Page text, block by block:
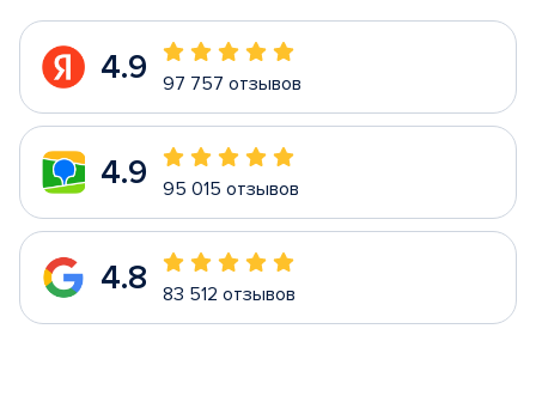
4.9 97 757 отзывов
4.9 95 015 отзывов
4.8 83 512 отзывов